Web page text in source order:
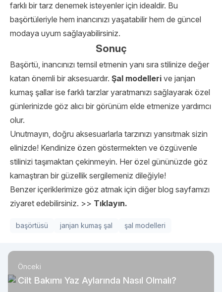
farklı bir tarz denemek isteyenler için idealdir. Bu
başörtüleriyle hem inancınızı yaşatabilir hem de güncel
modaya uyum sağlayabilirsiniz.
Sonuç
Başörtü, inancınızı temsil etmenin yanı sıra stilinize değer
katan önemli bir aksesuardır. Şal modelleri ve janjan
kumaş şallar ise farklı tarzlar yaratmanızı sağlayarak özel
günlerinizde göz alıcı bir görünüm elde etmenize yardımcı
olur.
Unutmayın, doğru aksesuarlarla tarzınızı yansıtmak sizin
elinizde! Kendinize özen göstermekten ve özgüvenle
stilinizi taşımaktan çekinmeyin. Her özel gününüzde göz
kamaştıran bir güzellik sergilemeniz dileğiyle!
Benzer içeriklerimize göz atmak için diğer blog sayfamızı
ziyaret edebilirsiniz. >> Tıklayın.
başörtüsü janjan kumaş şal şal modelleri
Önceki
Cilt Bakımı Yaz Aylarında Nasıl Olmalı?